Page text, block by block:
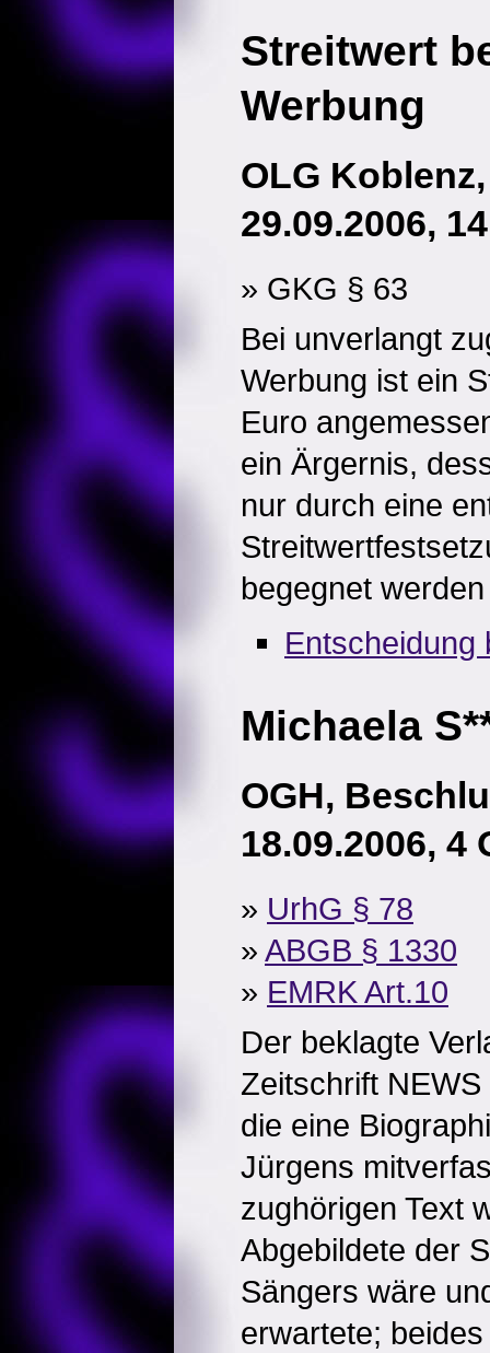
Streitwert
Werbung
OLG
29.09.2006,
» GKG § 63
Bei unverlangt
Werbung ist ein
Euro
ein Ärgernis,
nur durch eine
begegnet
Entscheidung
Michaela
OGH,
18.09.2006, 4
» UrhG § 78
» ABGB § 1330
» EMRK Art.10
Der beklagte
Zeitschrift
die eine
Jürgens
zughörigen Text
Abgebildete der
Sängers wäre
erwartete;